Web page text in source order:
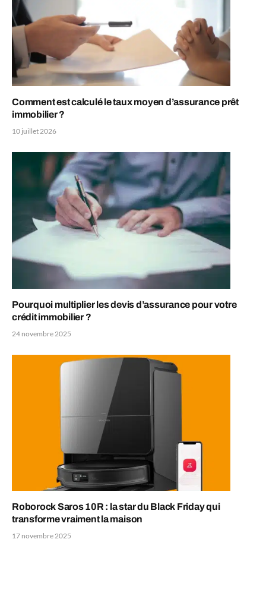
Comment est calculé le taux moyen d’assurance prêt
immobilier ?
10 juillet 2026
Pourquoi multiplier les devis d’assurance pour votre
crédit immobilier ?
24 novembre 2025
Roborock Saros 10R : la star du Black Friday qui
transforme vraiment la maison
17 novembre 2025